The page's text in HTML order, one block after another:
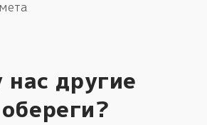
нас другие